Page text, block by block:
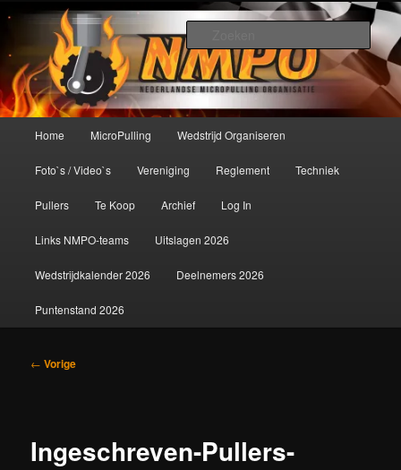
primaire
inhoudNederlandse MicroPulling
Organisatie
De meest krachtige modelbouwsport ter wereld!
Home MicroPulling Wedstrijd Organiseren
Foto`s / Video`s Vereniging Reglement Techniek
Pullers Te Koop Archief Log In
Links NMPO-teams Uitslagen 2026
Wedstrijdkalender 2026 Deelnemers 2026
Puntenstand 2026
Bericht
← Vorige
Ingeschreven-Pullers-